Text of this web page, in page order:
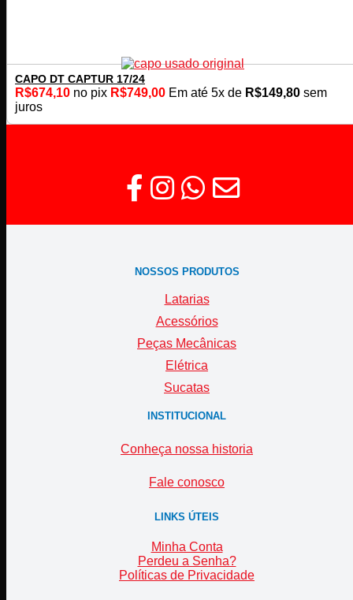
CAPO DT CAPTUR 17/24
R$674,10 no pix R$749,00 Em até 5x de R$149,80 sem
juros
NOSSOS PRODUTOS
Latarias
Acessórios
Peças Mecânicas
Elétrica
Sucatas
INSTITUCIONAL
Conheça nossa historia
Fale conosco
LINKS ÚTEIS
Minha Conta
Perdeu a Senha?
Políticas de Privacidade